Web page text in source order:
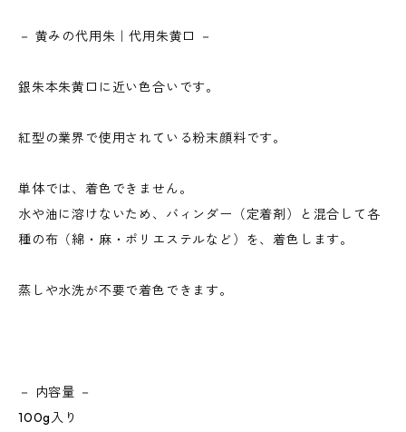
－ 黄みの代用朱｜代用朱黄口 －
銀朱本朱黄口に近い色合いです。
紅型の業界で使用されている粉末顔料です。
単体では、着色できません。
水や油に溶けないため、バィンダー（定着剤）と混合して各
種の布（綿・麻・ポリエステルなど）を、着色します。
蒸しや水洗が不要で着色できます。
－ 内容量 －
100g入り